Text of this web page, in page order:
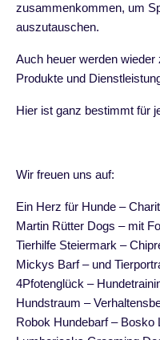
zusammenkommen, um
auszutauschen.
Auch heuer werden
Produkte und
Hier ist ganz bestimmt für
Wir freuen uns auf:
Ein Herz für Hunde –
Martin Rütter Dogs – mit
Tierhilfe Steiermark –
Mickys Barf – und
4Pfotenglück –
Hundstraum –
Robok Hundebarf – Bosko